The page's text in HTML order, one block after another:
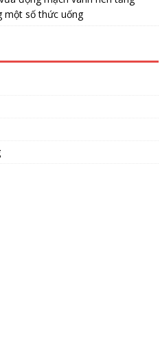
một số thức uống